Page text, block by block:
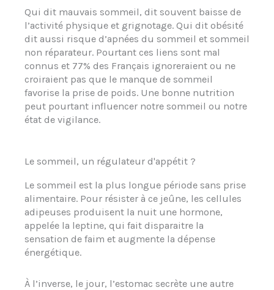
Qui dit mauvais sommeil, dit souvent baisse de
l’activité physique et grignotage. Qui dit obésité
dit aussi risque d’apnées du sommeil et sommeil
non réparateur. Pourtant ces liens sont mal
connus et 77% des Français ignoreraient ou ne
croiraient pas que le manque de sommeil
favorise la prise de poids. Une bonne nutrition
peut pourtant influencer notre sommeil ou notre
état de vigilance.
Le sommeil, un régulateur d'appétit ?
Le sommeil est la plus longue période sans prise
alimentaire. Pour résister à ce jeûne, les cellules
adipeuses produisent la nuit une hormone,
appelée la leptine, qui fait disparaitre la
sensation de faim et augmente la dépense
énergétique.
À l’inverse, le jour, l’estomac secrète une autre